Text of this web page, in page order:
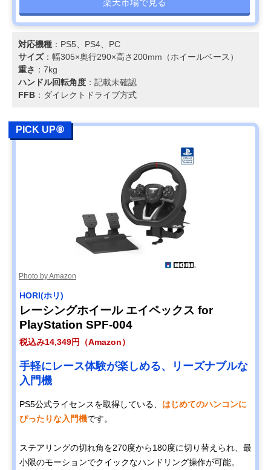
対応機種 ：PS5、PS4、PC
サイズ：幅305×奥行290×高さ200mm（ホイールベース）
重さ ：7kg
ハンドル回転角度 ：記載未確認
FFB ：ダイレクトドライブ方式
PICK UP⑧
Photo by Amazon
HORI(ホリ)
レーシングホイール エイペックス for
PlayStation SPF-004
税込み14,349円（Amazon）
手軽にレース体験が楽しめる、リーズナブルな
入門機
PS5公式ライセンスを取得している、 はじめてのハンコンに
ぴったりな入門機です。
ステアリングの切れ角を270度から180度に切り替えられ、最
小限のモーションでクイックなハンドリング操作が可能。